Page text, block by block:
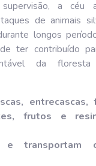
a céu
de animais
longos
ter contribuído
da
entrecascas,
frutos e
e